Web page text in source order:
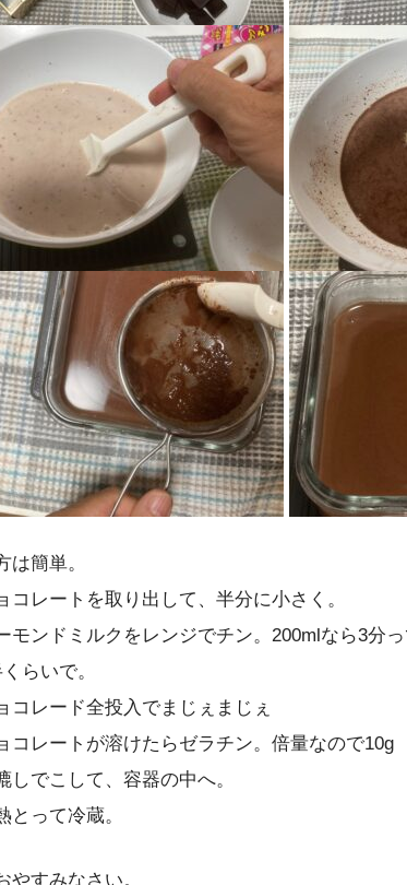
は簡単。
コレートを取り出して、半分に小さく。
モンドミルクをレンジでチン。200mlなら3分
らいで。
コレード全投入でまじぇまじぇ
コレートが溶けたらゼラチン。倍量なので10g
しでこして、容器の中へ。
とって冷蔵。
やすみなさい。